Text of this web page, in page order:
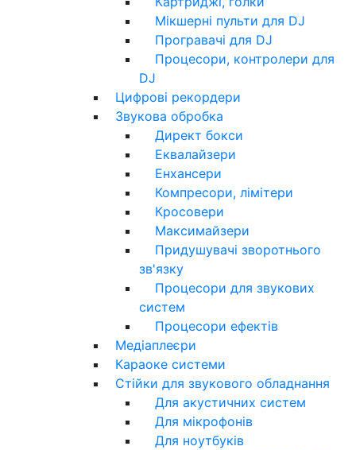
Мікшерні пульти для DJ
Програвачі для DJ
Процесори, контролери для
DJ
Цифрові рекордери
Звукова обробка
Директ бокси
Еквалайзери
Енхансери
Компресори, лімітери
Кросовери
Максимайзери
Придушувачі зворотнього
зв'язку
Процесори для звукових
систем
Процесори ефектів
Медіаплеєри
Караоке системи
Стійки для звукового обладнання
Для акустичних систем
Для мікрофонів
Для ноутбуків